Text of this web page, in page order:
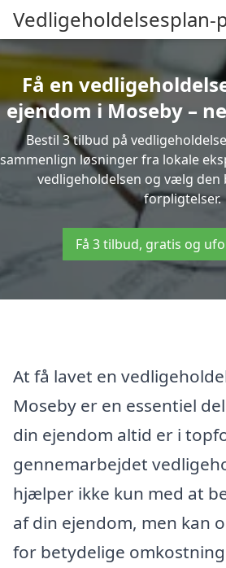
Vedligeholdelsesplan-
Få en
ejendom i Moseby –
Bestil 3 tilbud på
sammenlign løsninger fra lokale
vedligeholdelsen og vælg den
forpligtelser.
Få 3 tilbud, gratis og
At få lavet en
Moseby er en essentiel
din ejendom altid er i
gennemarbejdet
hjælper ikke kun med at
af din ejendom, men kan
for betydelige